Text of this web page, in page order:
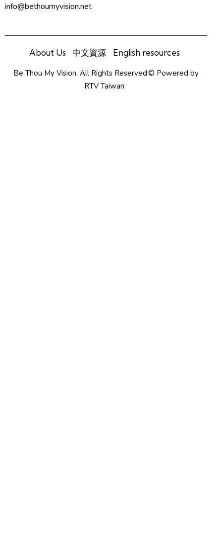
info@bethoumyvision.net
About Us 中文資源 English resources
Be Thou My Vision. All Rights Reserved.© Powered by
RTV Taiwan